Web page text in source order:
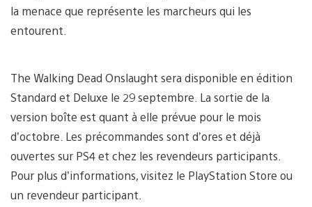
la menace que représente les marcheurs qui les
entourent.
The Walking Dead Onslaught sera disponible en édition
Standard et Deluxe le 29 septembre. La sortie de la
version boîte est quant à elle prévue pour le mois
d’octobre. Les précommandes sont d’ores et déjà
ouvertes sur PS4 et chez les revendeurs participants.
Pour plus d’informations, visitez le PlayStation Store ou
un revendeur participant.